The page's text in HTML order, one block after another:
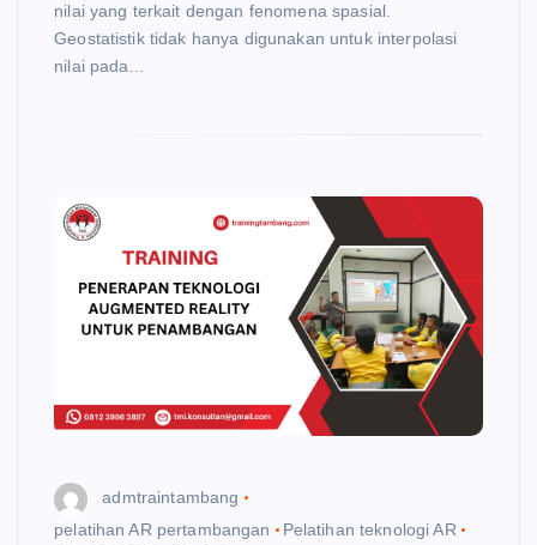
nilai yang terkait dengan fenomena spasial.
Geostatistik tidak hanya digunakan untuk interpolasi
nilai pada…
admtraintambang
pelatihan AR pertambangan
Pelatihan teknologi AR